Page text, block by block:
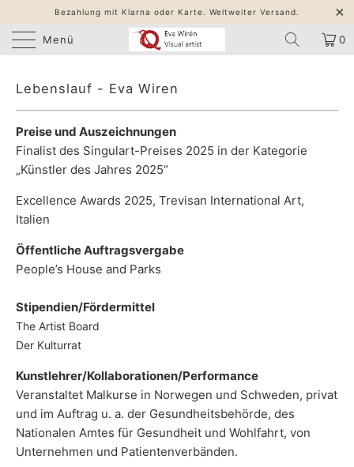
Bezahlung mit Klarna oder Karte. Weltweiter Versand.
Menü 0
Lebenslauf - Eva Wiren
Preise und Auszeichnungen
Finalist des Singulart-Preises 2025 in der Kategorie
„Künstler des Jahres 2025“
Excellence Awards 2025, Trevisan International Art,
Italien
Öffentliche Auftragsvergabe
People’s House and Parks
Stipendien/Fördermittel
The Artist Board
Der Kulturrat
Kunstlehrer/Kollaborationen/Performance
Veranstaltet Malkurse in Norwegen und Schweden, privat
und im Auftrag u. a. der Gesundheitsbehörde, des
Nationalen Amtes für Gesundheit und Wohlfahrt, von
Unternehmen und Patientenverbänden.